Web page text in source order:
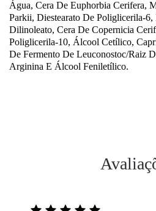
Água, Cera De Euphorbia Cerifera,
Parkii, Diestearato De Poliglicerila-
Dilinoleato, Cera De Copernicia
Poliglicerila-10, Álcool Cetílico,
De Fermento De Leuconostoc/Raiz
Arginina E Álcool Feniletílico.